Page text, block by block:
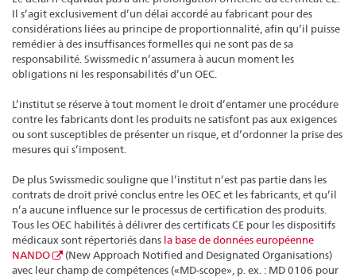
Il s’agit exclusivement d’un délai accordé au fabricant pour des
considérations liées au principe de proportionnalité, afin qu’il puisse
remédier à des insuffisances formelles qui ne sont pas de sa
responsabilité. Swissmedic n’assumera à aucun moment les
obligations ni les responsabilités d’un OEC.
L’institut se réserve à tout moment le droit d’entamer une procédure
contre les fabricants dont les produits ne satisfont pas aux exigences
ou sont susceptibles de présenter un risque, et d’ordonner la prise des
mesures qui s’imposent.
De plus Swissmedic souligne que l’institut n’est pas partie dans les
contrats de droit privé conclus entre les OEC et les fabricants, et qu’il
n’a aucune influence sur le processus de certification des produits.
Tous les OEC habilités à délivrer des certificats CE pour les dispositifs
médicaux sont répertoriés dans la base de données européenne
NANDO
(New Approach Notified and Designated Organisations)
avec leur champ de compétences («MD-scope», p. ex. : MD 0106 pour